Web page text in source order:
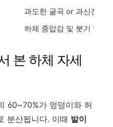
과도한 굴곡 or 과신전 가
하체 중압감 및 붓기 발생
본 하체 자세
60~70%가 엉덩이와 허
분산됩니다. 이때 발이